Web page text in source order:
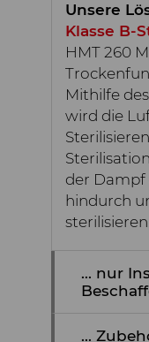
Unsere
Klasse B-
HMT 260
Mithilfe
wird die
der Dampf
hindurch
... nur
...